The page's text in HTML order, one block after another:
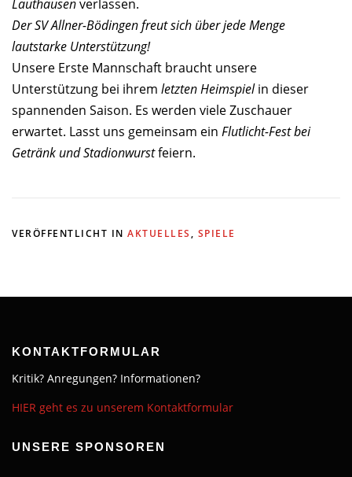
Lauthausenverlassen.
Der SV Allner-Bödingen freut sich über jede Menge
lautstarke Unterstützung!
Unsere Erste Mannschaft braucht unsere
Unterstützung bei ihrem letzten Heimspielin dieser
spannenden Saison. Es werden viele Zuschauer
erwartet. Lasst uns gemeinsam ein Flutlicht-Fest bei
Getränk und Stadionwurstfeiern.
VERÖFFENTLICHT IN AKTUELLES, SPIELE
KONTAKTFORMULAR
Kritik? Anregungen? Informationen?
HIER geht es zu unserem Kontaktformular
UNSERE SPONSOREN